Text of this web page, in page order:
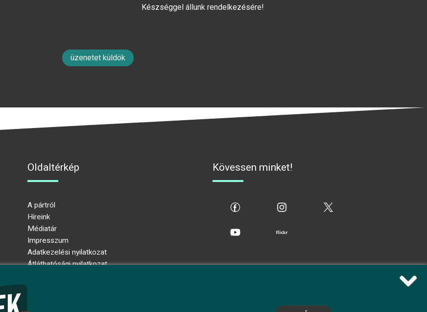
Készséggel állunk rendelkezésére!
üzenetet küldök
Oldaltérkép
A pártról
Híreink
Médiatár
Impresszum
Adatkezelési nyilatkozat
Átláthatósági nyilatkozat
Kövessen minket!
flickr